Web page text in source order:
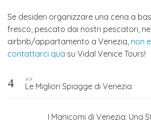
Se desideri organizzare una cena a
fresco, pescato dai nostri pescatori,
airbnb/appartamento a Venezia, non
contattarci qua su Vidal Venice Tours!
Navigazione
articoli
>>
Le Migliori Spiagge di Venezia
I Manicomi di Venezia: Una